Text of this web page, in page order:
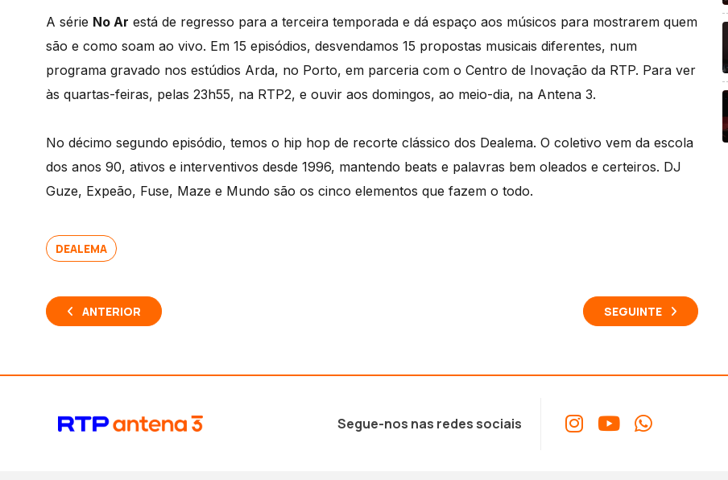
A série No Ar está de regresso para a terceira temporada e dá espaço aos músicos para mostrarem quem
são e como soam ao vivo. Em 15 episódios, desvendamos 15 propostas musicais diferentes, num
programa gravado nos estúdios Arda, no Porto, em parceria com o Centro de Inovação da RTP. Para ver
às quartas-feiras, pelas 23h55, na RTP2, e ouvir aos domingos, ao meio-dia, na Antena 3.
No décimo segundo episódio, temos o hip hop de recorte clássico dos Dealema. O coletivo vem da escola
dos anos 90, ativos e interventivos desde 1996, mantendo beats e palavras bem oleados e certeiros. DJ
Guze, Expeão, Fuse, Maze e Mundo são os cinco elementos que fazem o todo.
DEALEMA
ANTERIOR SEGUINTE
Segue-nos nas redes sociais